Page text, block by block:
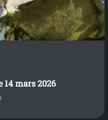
14 mars 2026